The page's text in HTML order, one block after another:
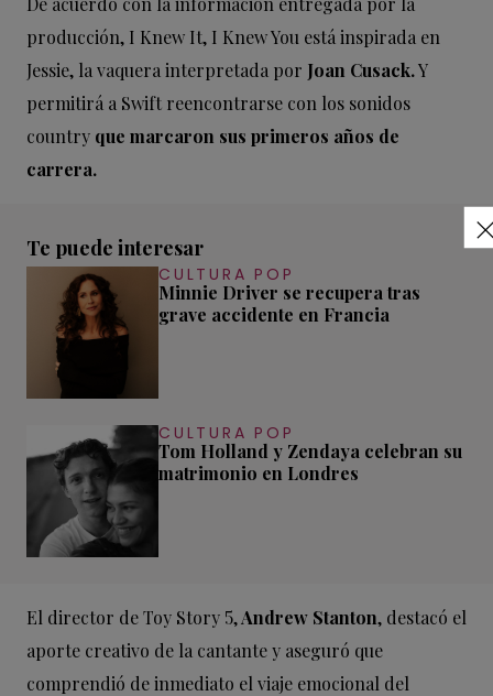
producción, I Knew It, I Knew You está inspirada en
Jessie, la vaquera interpretada por Joan Cusack.Y
permitirá a Swift reencontrarse con los sonidos
country que marcaron sus primeros años de
carrera.
Te puede interesar
CULTURA POP
Minnie Driver se recupera tras
grave accidente en Francia
CULTURA POP
Tom Holland y Zendaya celebran su
matrimonio en Londres
El director de Toy Story 5,Andrew Stanton, destacó el
aporte creativo de la cantante y aseguró que
comprendió de inmediato el viaje emocional del